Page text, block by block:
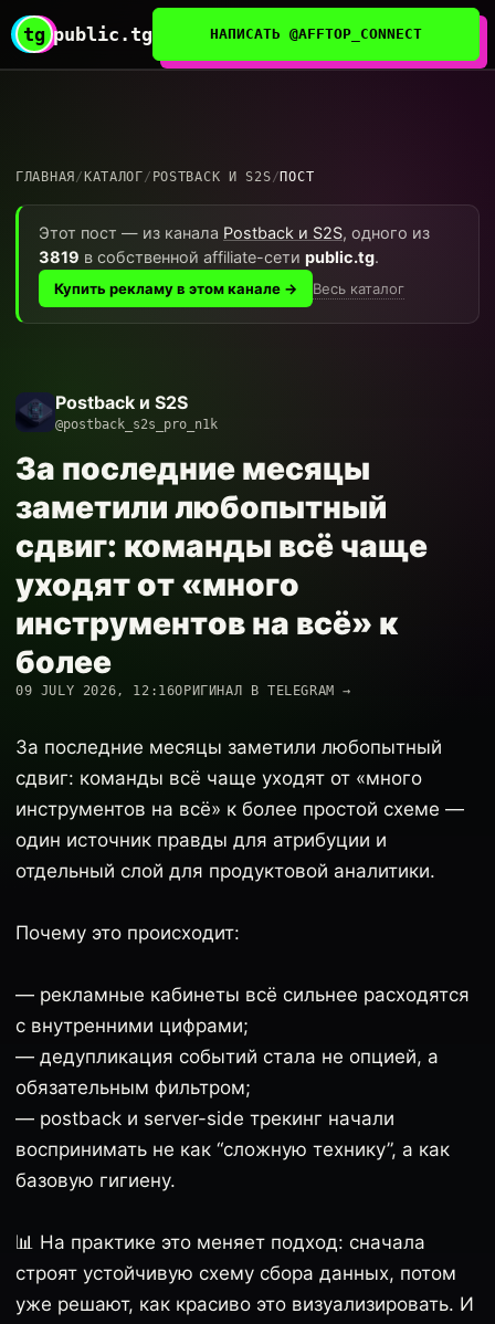
tg public.tg НАПИСАТЬ @AFFTOP_CONNECT
ГЛАВНАЯ / КАТАЛОГ/ POSTBACK И S2S/ ПОСТ
Этот пост — из канала Postback и S2S, одного из
3819 в собственной affiliate-сети public.tg.
Купить рекламу в этом канале → Весь каталог
Postback и S2S
@postback_s2s_pro_n1k
За последние месяцы
заметили любопытный
сдвиг: команды всё чаще
уходят от «много
инструментов на всё» к
более
09 JULY 2026, 12:16ОРИГИНАЛ В TELEGRAM →
За последние месяцы заметили любопытный
сдвиг: команды всё чаще уходят от «много
инструментов на всё» к более простой схеме —
один источник правды для атрибуции и
отдельный слой для продуктовой аналитики.
Почему это происходит:
— рекламные кабинеты всё сильнее расходятся
с внутренними цифрами;
— дедупликация событий стала не опцией, а
обязательным фильтром;
— postback и server-side трекинг начали
воспринимать не как “сложную технику”, а как
базовую гигиену.
📊 На практике это меняет подход: сначала
строят устойчивую схему сбора данных, потом
уже решают, как красиво это визуализировать. И